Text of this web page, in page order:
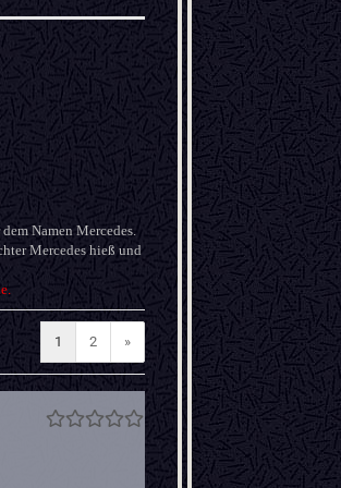
Namen Mercedes.
Mercedes hieß und
1 2 »